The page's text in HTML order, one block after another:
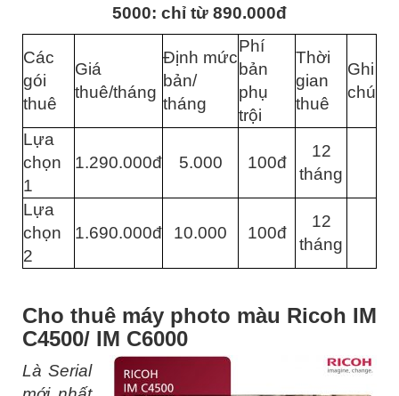
5000: chỉ từ 890.000đ
Các
gói
thuê
Giá
thuê/tháng
Định mức
bản/
tháng
Phí
bản
phụ
trội
Thời
gian
thuê
Ghi
chú
Lựa
chọn
1
1.290.000đ 5.000 100đ
12
tháng
Lựa
chọn
2
1.690.000đ 10.000 100đ
12
tháng
Cho thuê máy photo màu Ricoh IM
C4500/ IM C6000
Là Serial